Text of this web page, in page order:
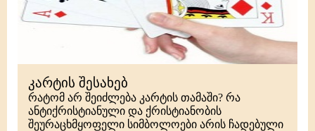
კარტის შესახებ
რატომ არ შეიძლება კარტის თამაში? რა
ანტიქრისტიანული და ქრისტიანობის
შეურაცხმყოფელი სიმბოლოები არის ჩადებული